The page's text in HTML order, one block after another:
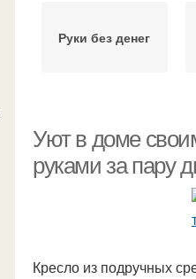
Руки без денег
Уют в доме
руками за пару
Кресло из подручных